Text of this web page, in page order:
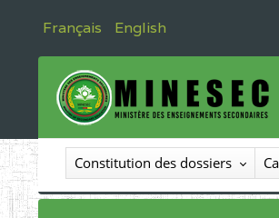
Français English
Constitution des dossiers